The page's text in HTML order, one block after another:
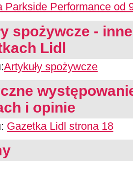
Parkside Performance od
spożywcze -
Lidl
Artykuły spożywcze
i opinie
Gazetka Lidl strona 18